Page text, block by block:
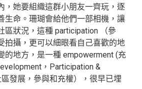
，她要組織這群小朋友一齊玩，逐
生命。珊瑚會給他們一部相機，讓
區狀況，這種 participation （參
拍攝，更可以細眼看自己喜歡的地
的地方，是一種 empowerment (充
，Participation &
發展，參與和充權），很早已埋